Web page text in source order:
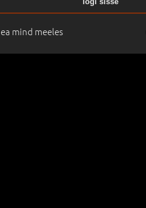
mind meeles
-